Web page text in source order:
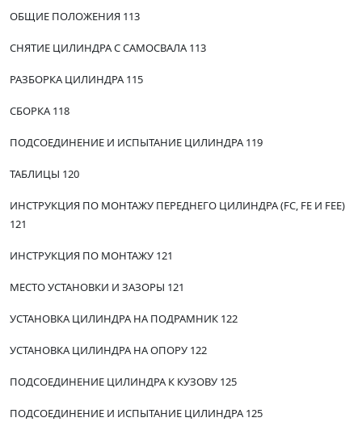
ОБЩИЕ ПОЛОЖЕНИЯ 113
СНЯТИЕ ЦИЛИНДРА С САМОСВАЛА 113
РАЗБОРКА ЦИЛИНДРА 115
СБОРКА 118
ПОДСОЕДИНЕНИЕ И ИСПЫТАНИЕ ЦИЛИНДРА 119
ТАБЛИЦЫ 120
ИНСТРУКЦИЯ ПО МОНТАЖУ ПЕРЕДНЕГО ЦИЛИНДРА (FC, FE И FEE)
121
ИНСТРУКЦИЯ ПО МОНТАЖУ 121
МЕСТО УСТАНОВКИ И ЗАЗОРЫ 121
УСТАНОВКА ЦИЛИНДРА НА ПОДРАМНИК 122
УСТАНОВКА ЦИЛИНДРА НА ОПОРУ 122
ПОДСОЕДИНЕНИЕ ЦИЛИНДРА К КУЗОВУ 125
ПОДСОЕДИНЕНИЕ И ИСПЫТАНИЕ ЦИЛИНДРА 125